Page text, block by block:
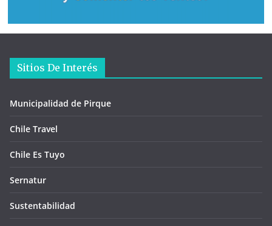
Sitios De Interés
Municipalidad de Pirque
Chile Travel
Chile Es Tuyo
Sernatur
Sustentabilidad